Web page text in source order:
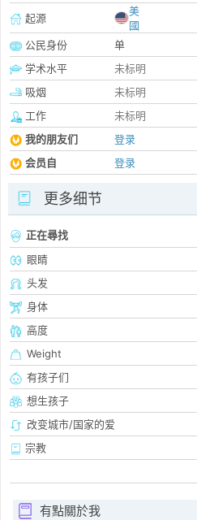
起源
美
國
公民身份
单
学术水平
未标明
吸烟
未标明
工作
未标明
我的朋友们
登录
会员自
登录
更多细节
正在尋找
眼睛
头发
身体
高度
Weight
有孩子们
想生孩子
改变城市/国家的爱
宗教
有點關於我